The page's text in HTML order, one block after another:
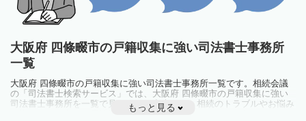
大阪府 四條畷市の戸籍収集に強い司法書士事務所
一覧
大阪府 四條畷市の戸籍収集に強い司法書士事務所一覧です。相続会議
の「司法書士検索サービス」では、大阪府 四條畷市の戸籍収集に強い
司法書士事務所を一覧で見ることが出来ます。相続のトラブルやお悩み
を抱えている方は一度近隣の司法書士に相談してみましょう。
もっと見る